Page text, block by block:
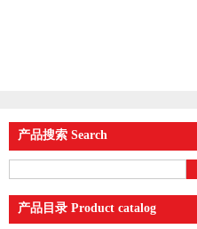
产品搜索 Search
产品目录 Product catalog